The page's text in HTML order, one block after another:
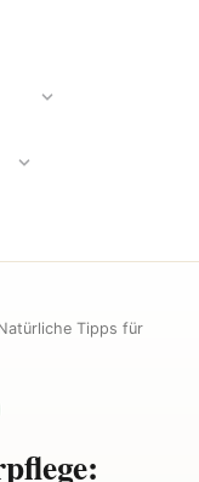
Tipps für